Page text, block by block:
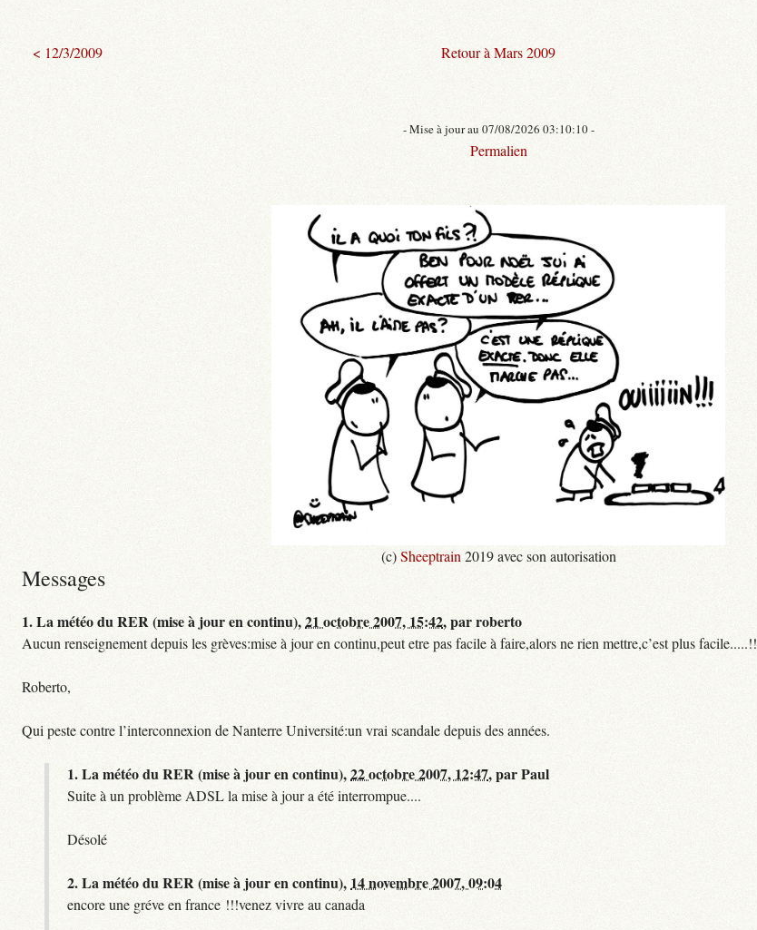
< 12/3/2009 Retour à Mars 2009
- Mise à jour au 07/08/2026 03:10:10 -
Permalien
(c)Sheeptrain 2019 avec son autorisation
Messages
1.La météo du RER (mise à jour en continu),21 octobre 2007, 15:42,parroberto
Aucun renseignement depuis les grèves:mise à jour en continu,peut etre pas facile à faire,alors ne rien mettre,c’est plus facile.....!!
Roberto,
Qui peste contre l’interconnexion de Nanterre Université:un vrai scandale depuis des années.
1.La météo du RER (mise à jour en continu),22 octobre 2007, 12:47,parPaul
Suite à un problème ADSL la mise à jour a été interrompue....
Désolé
2.La météo du RER (mise à jour en continu), 14 novembre 2007, 09:04
encore une gréve en france !!!venez vivre au canada